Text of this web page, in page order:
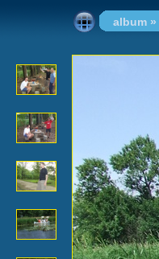
album »